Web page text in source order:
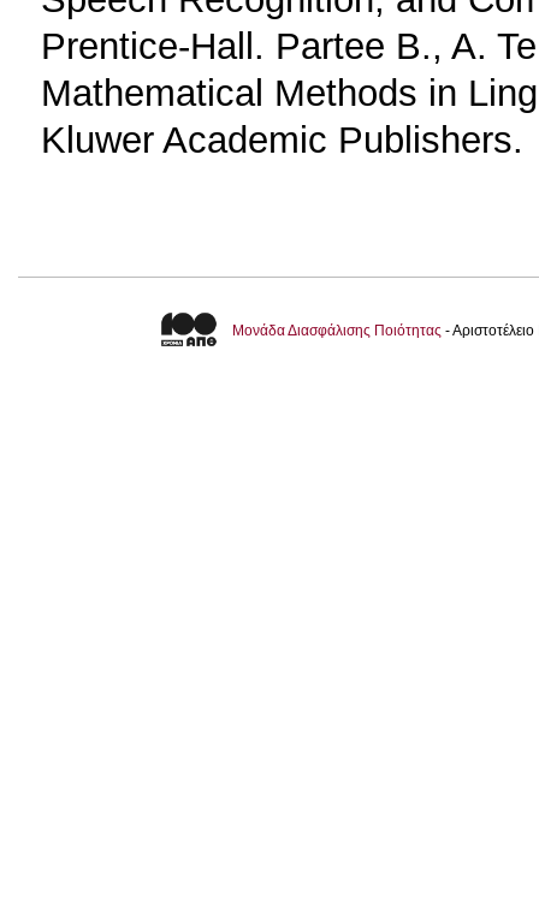
Prentice-Hall. Partee B., A.
Mathematical Methods in
Kluwer Academic Publishers.
Μονάδα Διασφάλισης Ποιότητας -